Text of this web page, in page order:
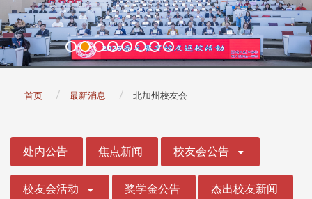
首页 最新消息 北加州校友会
处内公告 焦点新闻 校友会公告
校友会活动 奖学金公告 杰出校友新闻